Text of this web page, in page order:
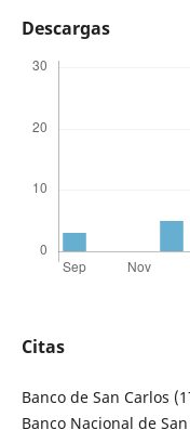
Descargas
Citas
Banco de San Carlos
Banco Nacional de